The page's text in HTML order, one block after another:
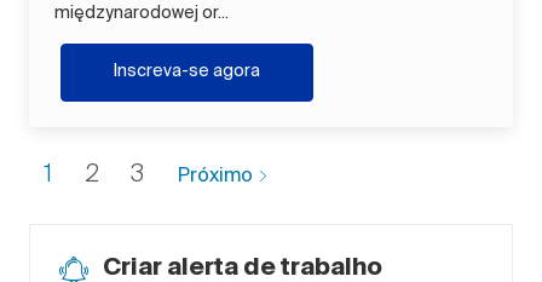
międzynarodowej or...
Inscreva-se agoraMłodszy Specjalista ds.
1 2 3 Próximo
Criar alerta de trabalho